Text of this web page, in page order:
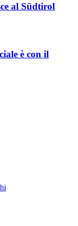
al Südtirol
è con il